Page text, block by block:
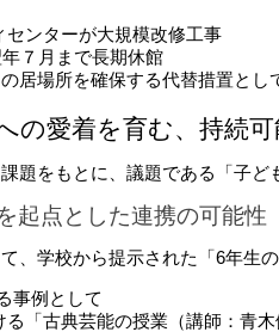
センターが大規模改修工事
７月まで長期休館
居場所を確保する代替措置と
の愛着を育む、持続
題をもとに、議題である「子ど
起点とした連携の可能性
、学校から提示された「6年生
事例として
「古典芸能の授業（講師：青木